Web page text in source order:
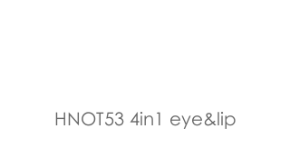
HNOT53 4in1 eye&lip